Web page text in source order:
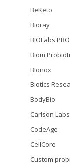
BeKeto
Bioray
BIOLabs PRO
Biom
Bionox
Biotics
BodyBio
Carlson Labs
CodeAge
CellCore
Custom